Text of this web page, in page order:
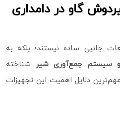
گاو در دامداری
جانبی ساده نیستند؛ بلکه به‌
و سیستم جمع‌آوری شیر
شناخته
دلایل اهمیت این تجهیزات